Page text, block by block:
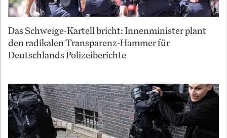
Das Schweige-Kartell bricht: Innenminister plant
den radikalen Transparenz-Hammer für
Deutschlands Polizeiberichte